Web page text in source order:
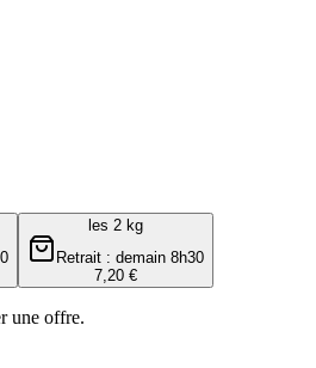
les 2 kg
Retrait : demain 8h30
7,20 €
une offre.